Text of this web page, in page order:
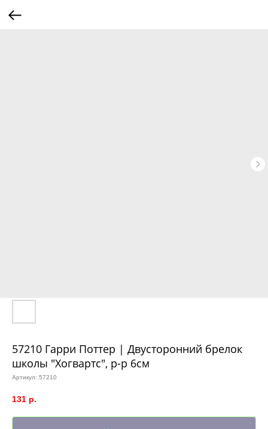
57210 Гарри Поттер | Двусторонний брелок
школы "Хогвартс", р-р 6см
Артикул: 57210
131 р.